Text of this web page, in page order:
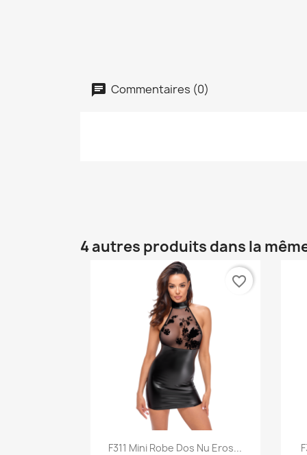
Commentaires (0)
4 autres produits dans la
Aperçu rapide
F311 Mini Robe Dos Nu Eros...
favorite_border